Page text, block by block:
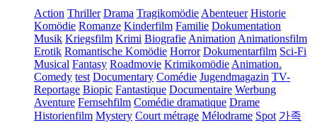
Action Thriller Drama Tragikomödie Abenteuer Historie
Komödie Romanze Kinderfilm Familie Dokumentation
Musik Kriegsfilm Krimi Biografie Animation Animationsfilm
Erotik Romantische Komödie Horror Dokumentarfilm Sci-Fi
Musical Fantasy Roadmovie Krimikomödie Animation.
Comedy test Documentary Comédie Jugendmagazin TV-
Reportage Biopic Fantastique Documentaire Werbung
Aventure Fernsehfilm Comédie dramatique Drame
Historienfilm Mystery Court métrage Mélodrame Spot 가족